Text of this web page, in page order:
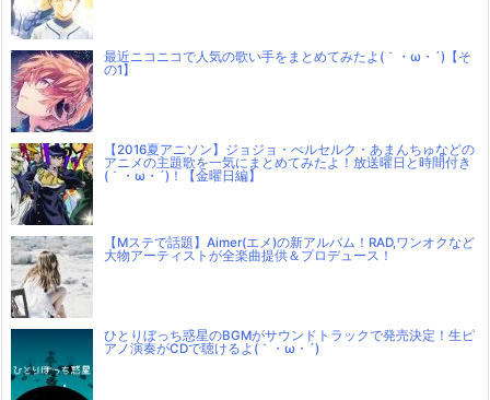
最近ニコニコで人気の歌い手をまとめてみたよ(｀・ω・´)【そ
の1】
【2016夏アニソン】ジョジョ・べルセルク・あまんちゅなどの
アニメの主題歌を一気にまとめてみたよ！放送曜日と時間付き
(｀・ω・´)！【金曜日編】
【Mステで話題】Aimer(エメ)の新アルバム！RAD,ワンオクなど
大物アーティストが全楽曲提供＆プロデュース！
ひとりぼっち惑星のBGMがサウンドトラックで発売決定！生ピ
アノ演奏がCDで聴けるよ(｀・ω・´)